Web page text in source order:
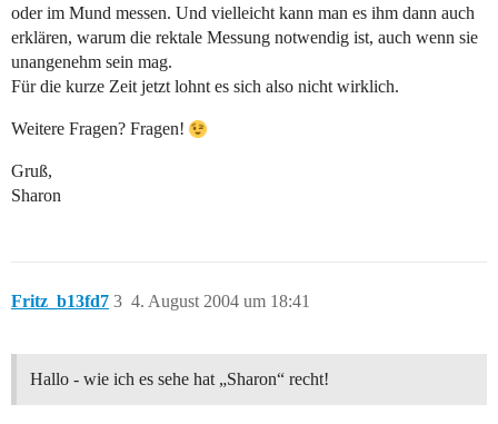
oder im Mund messen. Und vielleicht kann man es ihm dann auch
erklären, warum die rektale Messung notwendig ist, auch wenn sie
unangenehm sein mag.
Für die kurze Zeit jetzt lohnt es sich also nicht wirklich.
Weitere Fragen? Fragen!
Gruß,
Sharon
Fritz_b13fd7 4. August 2004 um 18:41
3
Hallo - wie ich es sehe hat „Sharon“ recht!